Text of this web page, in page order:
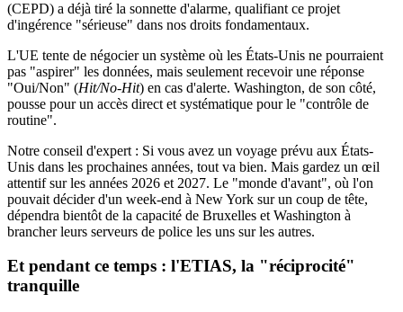
(CEPD) a déjà tiré la sonnette d'alarme, qualifiant ce projet
d'ingérence "sérieuse" dans nos droits fondamentaux.
L'UE tente de négocier un système où les États-Unis ne pourraient
pas "aspirer" les données, mais seulement recevoir une réponse
"Oui/Non" (Hit/No-Hit) en cas d'alerte. Washington, de son côté,
pousse pour un accès direct et systématique pour le "contrôle de
routine".
Notre conseil d'expert : Si vous avez un voyage prévu aux États-
Unis dans les prochaines années, tout va bien. Mais gardez un œil
attentif sur les années 2026 et 2027. Le "monde d'avant", où l'on
pouvait décider d'un week-end à New York sur un coup de tête,
dépendra bientôt de la capacité de Bruxelles et Washington à
brancher leurs serveurs de police les uns sur les autres.
Et pendant ce temps : l'ETIAS, la "réciprocité"
tranquille